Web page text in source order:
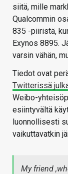
siitä, mille
Qualcommin
835 -piiristä,
Exynos 8895.
varsin vähän,
Tiedot ovat
Twitterissä
Weibo-
esiintyvältä
luonnollisesti
vaikuttavatkin
My friend